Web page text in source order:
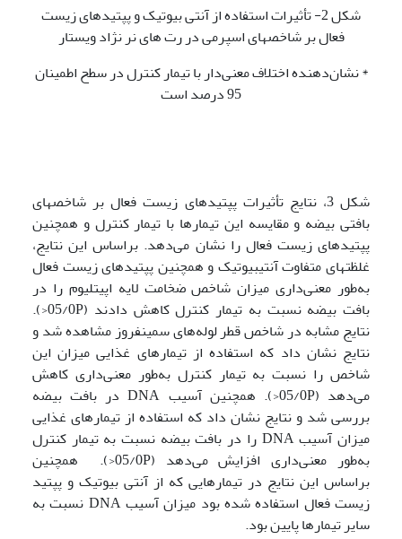
شکل 2- تأثیرات استفاده از آنتی بیوتیک و پپتیدهای زیست
فعال بر شاخصهای اسپرمی در رت های نر نژاد ویستار
* نشان‌دهنده اختلاف معنی‌دار با تیمار کنترل در سطح اطمینان
95 درصد است
شکل 3، نتایج تأثیرات پپتیدهای زیست فعال بر شاخصهای
بافتی بیضه و مقایسه این تیمارها با تیمار کنترل و همچنین
پپتیدهای زیست فعال را نشان می‌دهد. براساس این نتایج،
غلظتهای متفاوت آنتی­بیوتیک و همچنین پپتیدهای زیست فعال
به‌طور معنی‌داری میزان شاخص ضخامت لایه اپیتلیوم را در
بافت بیضه نسبت به تیمار کنترل کاهش دادند (05/0P<).
نتایج مشابه در شاخص قطر لوله‌های سمینفروز مشاهده شد و
نتایج نشان داد که استفاده از تیمارهای غذایی میزان این
شاخص را نسبت به تیمار کنترل به‌طور معنی‌داری کاهش
می‌دهد (05/0P<). همچنین آسیب DNA در بافت بیضه
بررسی شد و نتایج نشان داد که استفاده از تیمارهای غذایی
میزان آسیب DNA را در بافت بیضه نسبت به تیمار کنترل
به‌طور معنی‌داری افزایش می‌دهد (05/0P<). همچنین
براساس این نتایج در تیمارهایی که از آنتی بیوتیک و پپتید
زیست فعال استفاده شده بود میزان آسیب DNA نسبت به
سایر تیمارها پایین بود.